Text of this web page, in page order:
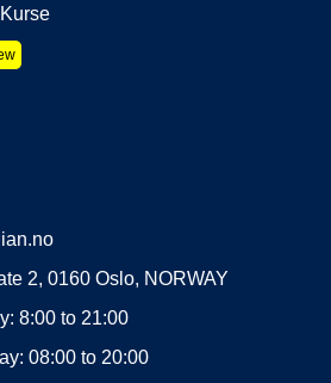
2, 0160 Oslo, NORWAY
8:00 to 21:00
08:00 to 20:00